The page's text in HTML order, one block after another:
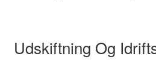
Udskiftning Og